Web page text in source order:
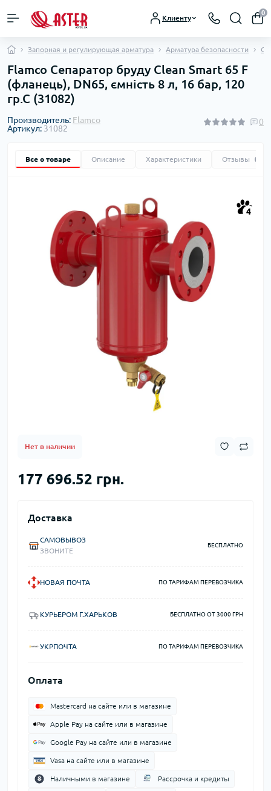
Клиенту
0
Запорная и регулирующая арматура Арматура безопасности
Flamco Сепаратор бруду Clean Smart 65 F
(фланець), DN65, ємність 8 л, 16 бар, 120
гр.С (31082)
Производитель: Flamco
Артикул: 31082
0
Все о товаре Описание Характеристики Отзывы
4
Нет в наличии
177 696.52 грн.
Доставка
САМОВЫВОЗ
ЗВОНИТЕ
БЕСПЛАТНО
НОВАЯ ПОЧТА ПО ТАРИФАМ ПЕРЕВОЗЧИКА
КУРЬЕРОМ Г.ХАРЬКОВ БЕСПЛАТНО ОТ 3000 ГРН
УКРПОЧТА ПО ТАРИФАМ ПЕРЕВОЗЧИКА
Оплата
Mastercard на сайте или в магазине
Apple Pay на сайте или в магазине
Google Pay на сайте или в магазине
Vasa на сайте или в магазине
Наличными в магазине Рассрочка и кредиты